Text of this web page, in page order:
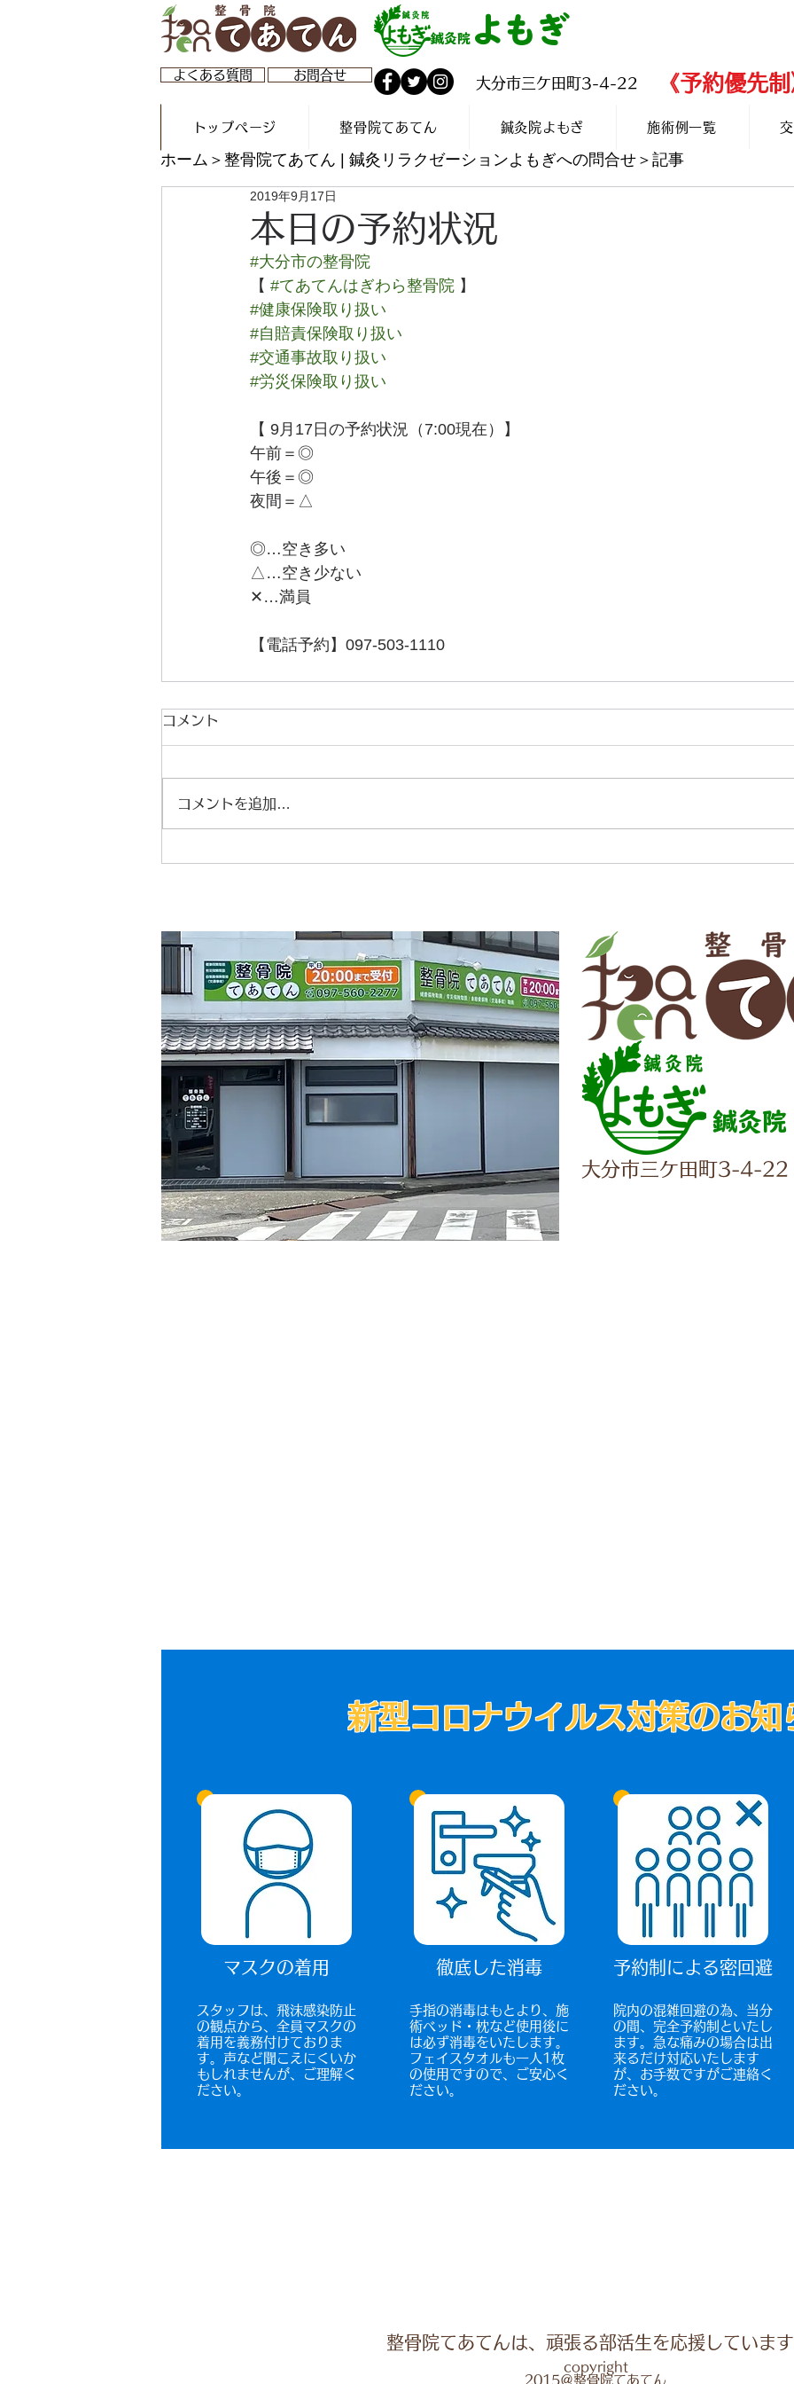
鍼灸院 よもぎ
よくある質問 お問合せ
​大分市三ケ田町3-4-22 《予約優先
トップページ 整骨院てあてん 鍼灸院よもぎ 施術例一覧
ホーム ＞整骨院てあてん | 鍼灸リラクゼーションよもぎへの問合せ＞記事
本日の予約状況
2019年9月17日
#大分市の整骨院
【 #てあてんはぎわら整骨院 】
#健康保険取り扱い
#自賠責保険取り扱い
#交通事故取り扱い
#労災保険取り扱い
【 9月17日の予約状況（7:00現在）】
午前＝◎
午後＝◎
夜間＝△
◎…空き多い
△…空き少ない
✕…満員
【電話予約】097-503-1110
コメント
コメントを追加…
鍼灸院
大分市三ケ田町3-4-22
新型コロナウイルス対策のお知
マスクの着用
​スタッフは、飛沫感染防止
の観点から、全員マスクの
着用を義務付けておりま
す。声など聞こえにくいか
もしれませんが、ご理解く
ださい。
徹底した消毒
手指の消毒はもとより、施
術ベッド・枕など使用後に
は必ず消毒をいたします。
フェイスタオルも一人1枚
の使用ですので、ご安心く
ださい。
予約制による密回避
院内の混雑回避の為、当分
の間、完全予約制といたし
ます。急な痛みの場合は出
来るだけ対応いたします
が、お手数ですがご連絡く
ださい。
整骨院てあてんは、頑張る部活生を応援していま
copyright
2015＠整骨院てあてん